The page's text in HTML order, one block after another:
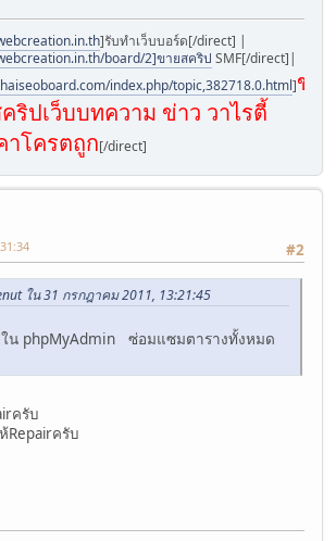
]รับทำเว็บบอร์ด[/direct] |
board/2]ขายสคริป SMF[/direct]|
index.php/topic,382718.0.html]ขา
ริปเว็บบทความ ข่าว วาไรตี้
าโครตถูก[/direct]
#2
ใน 31 กรกฎาคม 2011, 13:21:45
ใน phpMyAdmin ซ่อมแซมตารางทั้งหมด
ครับ
Repairครับ